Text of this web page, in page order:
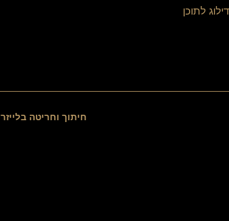
דילוג לתוכן
דילוג
חיתוך וחריטה בלייזר